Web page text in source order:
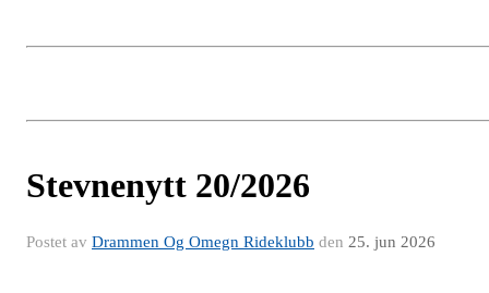
Stevnenytt 20/2026
Postet av Drammen Og Omegn Rideklubb den 25. jun 2026